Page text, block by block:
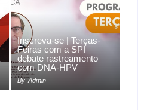
Inscreva-se | Terças-
Feiras com a SPI
debate rastreamento
com DNA-HPV
By Admin